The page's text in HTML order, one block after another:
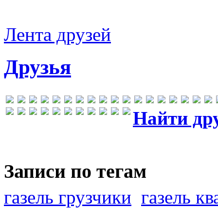
Лента друзей
Друзья
Найти
Записи по тегам
газель грузчики газель